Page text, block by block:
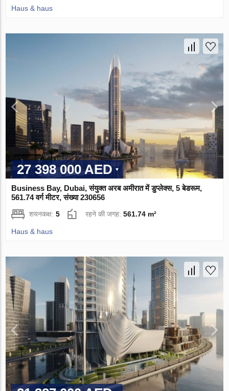
Haus & haus
27 398 000 AED
Business Bay, Dubai, संयुक्त अरब अमीरात में डुप्लेक्स, 5 बेडरूम,
561.74 वर्ग मीटर, संख्या 230656
शयनकक्ष:5 रहने की जगह:561.74 m²
Haus & haus